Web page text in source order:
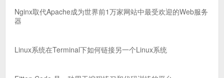
Nginx取代Apache成为世界前1万家网站中最受欢迎的Web服务
器
Linux系统在Terminal下如何链接另一个Linux系统